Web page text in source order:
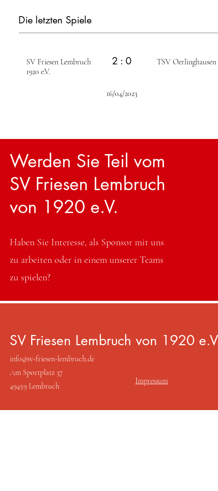
Die letzten Spiele
SV Friesen Lembruch
1920 e.V.
2 : 0 TSV Oerlinghausen
16/04/2023
Werden Sie Teil vom
SV Friesen Lembruch
von 1920 e.V.
Haben Sie Interesse, als Sponsor mit uns
zu arbeiten oder in einem unserer Teams
zu spielen?
Kontaktieren Sie uns
SV Friesen Lembruch von 1920
info@sv-friesen-lembruch.de
Am Sportplatz 37
49459 Lembruch
Impressum